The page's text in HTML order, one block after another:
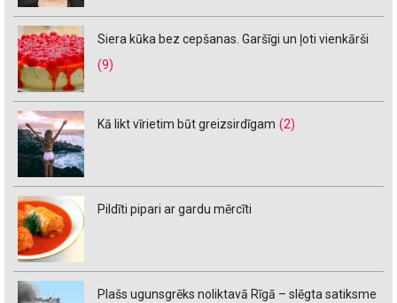
Siera kūka bez cepšanas. Garšīgi un ļoti vienkārši
(9)
Kā likt vīrietim būt greizsirdīgam (2)
Pildīti pipari ar gardu mērcīti
Plašs ugunsgrēks noliktavā Rīgā – slēgta satiksme